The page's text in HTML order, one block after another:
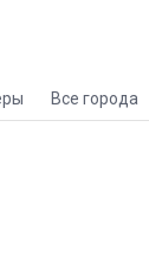
Все города